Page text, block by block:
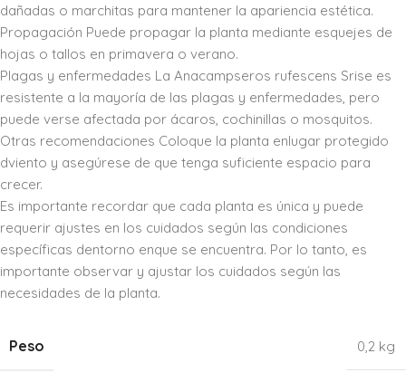
dañadas o marchitas para mantener la apariencia estética.
Propagación Puede propagar la planta mediante esquejes de
hojas o tallos en primavera o verano.
Plagas y enfermedades La Anacampseros rufescens Srise es
resistente a la mayoría de las plagas y enfermedades, pero
puede verse afectada por ácaros, cochinillas o mosquitos.
Otras recomendaciones Coloque la planta enlugar protegido
dviento y asegúrese de que tenga suficiente espacio para
crecer.
Es importante recordar que cada planta es única y puede
requerir ajustes en los cuidados según las condiciones
específicas dentorno enque se encuentra. Por lo tanto, es
importante observar y ajustar los cuidados según las
necesidades de la planta.
Peso 0,2 kg